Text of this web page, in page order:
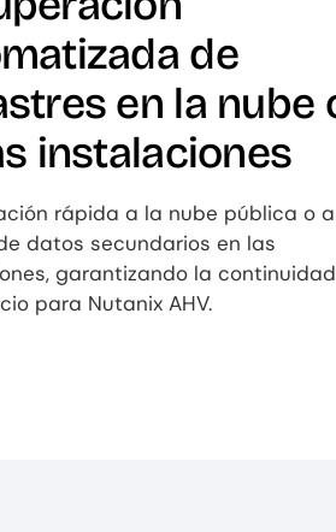
de
en la nube
instalaciones
rápida a la nube pública o a
datos secundarios en las
garantizando la continuidad
para Nutanix AHV.